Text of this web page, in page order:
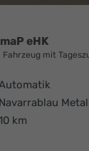
eHK
Fahrzeug mit
Navarrablau
km